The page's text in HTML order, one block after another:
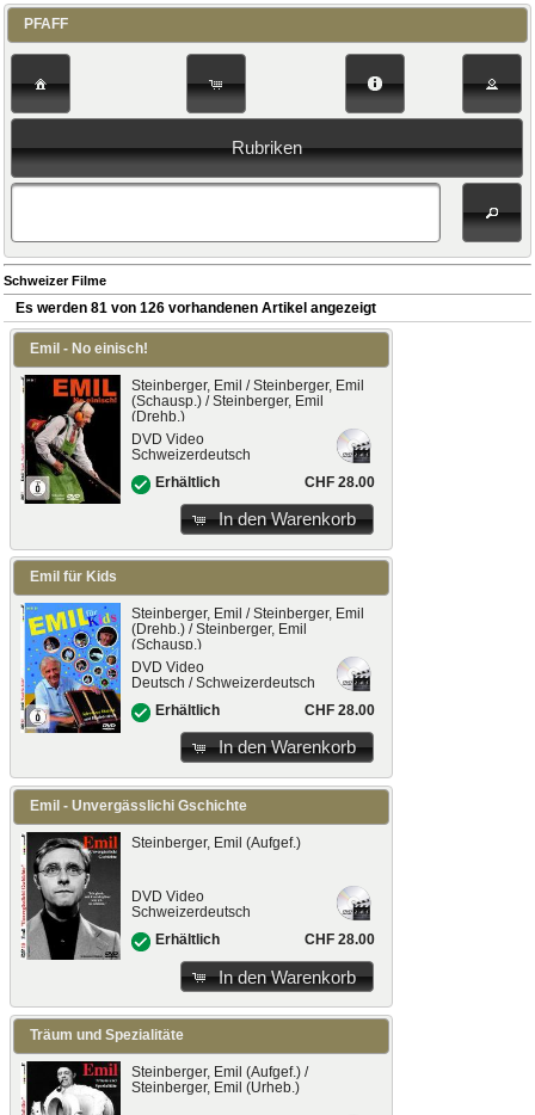
PFAFF
Rubriken
Schweizer Filme
Es werden 81 von 126 vorhandenen Artikel angezeigt
Emil - No einisch!
Steinberger, Emil / Steinberger, Emil
(Schausp.) / Steinberger, Emil
(Drehb.)
DVD Video
Schweizerdeutsch
Erhältlich
CHF 28.00
In den Warenkorb
Emil für Kids
Steinberger, Emil / Steinberger, Emil
(Drehb.) / Steinberger, Emil
(Schausp.)
DVD Video
Deutsch / Schweizerdeutsch
Erhältlich
CHF 28.00
In den Warenkorb
Emil - Unvergässlichi Gschichte
Steinberger, Emil (Aufgef.)
DVD Video
Schweizerdeutsch
Erhältlich
CHF 28.00
In den Warenkorb
Träum und Spezialitäte
Steinberger, Emil (Aufgef.) /
Steinberger, Emil (Urheb.)